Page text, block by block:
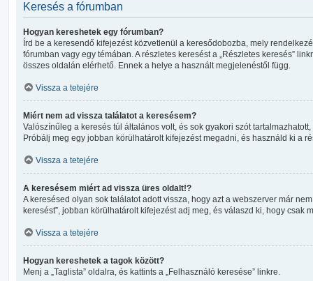
Keresés a fórumban
Hogyan kereshetek egy fórumban?
Írd be a keresendő kifejezést közvetlenül a keresődobozba, mely
fórumban vagy egy témában. A részletes keresést a „Részletes keresés”
összes oldalán elérhető. Ennek a helye a használt megjelenéstől függ.
Vissza a tetejére
Miért nem ad vissza találatot a keresésem?
Valószínűleg a keresés túl általános volt, és sok gyakori szót
Próbálj meg egy jobban körülhatárolt kifejezést megadni, és használd ki a
Vissza a tetejére
A keresésem miért ad vissza üres oldalt!?
A keresésed olyan sok találatot adott vissza, hogy azt a webszerver már
keresést”, jobban körülhatárolt kifejezést adj meg, és válaszd ki, hogy csak
Vissza a tetejére
Hogyan kereshetek a tagok között?
Menj a „Taglista” oldalra, és kattints a „Felhasználó keresése” linkre.